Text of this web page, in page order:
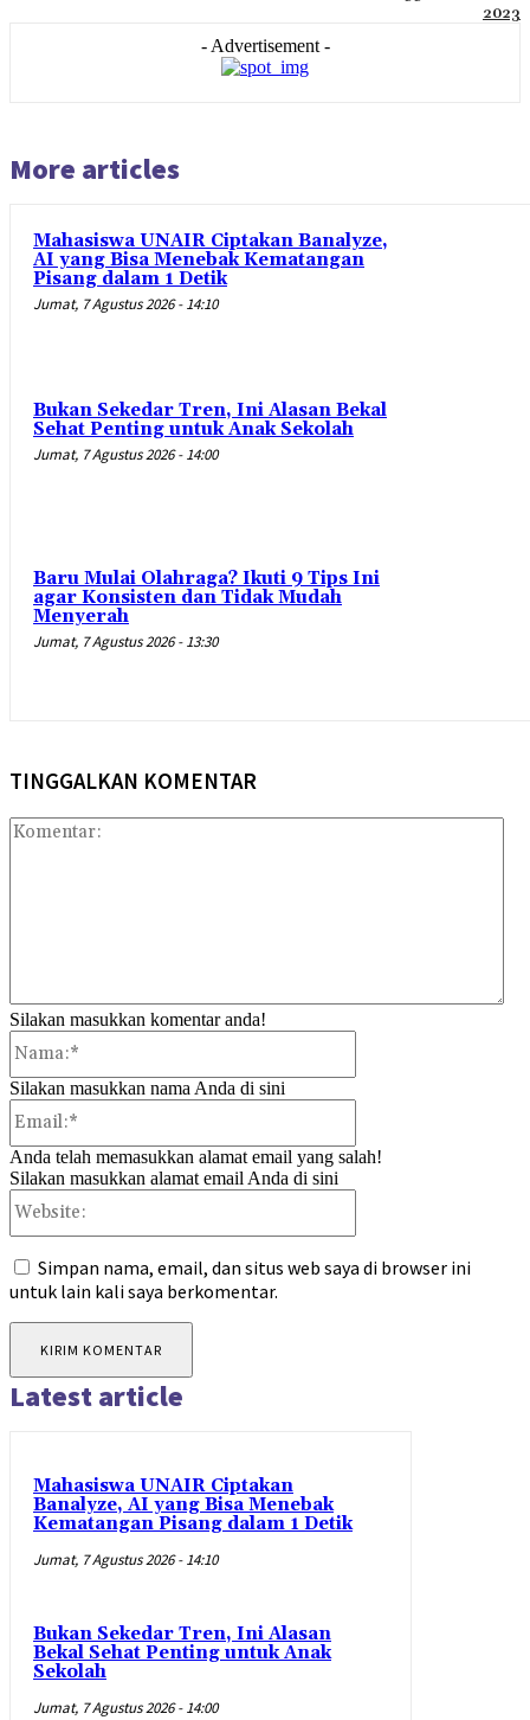
2023
- Advertisement -
More articles
Mahasiswa UNAIR Ciptakan Banalyze,
AI yang Bisa Menebak Kematangan
Pisang dalam 1 Detik
Jumat, 7 Agustus 2026 - 14:10
Bukan Sekedar Tren, Ini Alasan Bekal
Sehat Penting untuk Anak Sekolah
Jumat, 7 Agustus 2026 - 14:00
Baru Mulai Olahraga? Ikuti 9 Tips Ini
agar Konsisten dan Tidak Mudah
Menyerah
Jumat, 7 Agustus 2026 - 13:30
TINGGALKAN KOMENTAR
Silakan masukkan komentar anda!
Silakan masukkan nama Anda di sini
Anda telah memasukkan alamat email yang salah!
Silakan masukkan alamat email Anda di sini
Simpan nama, email, dan situs web saya di browser ini
untuk lain kali saya berkomentar.
Latest article
Mahasiswa UNAIR Ciptakan
Banalyze, AI yang Bisa Menebak
Kematangan Pisang dalam 1 Detik
Jumat, 7 Agustus 2026 - 14:10
Bukan Sekedar Tren, Ini Alasan
Bekal Sehat Penting untuk Anak
Sekolah
Jumat, 7 Agustus 2026 - 14:00